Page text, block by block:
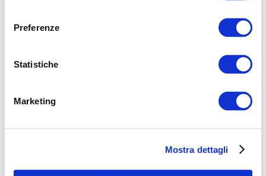
Preferenze
Statistiche
Marketing
Mostra dettagli
Rescue
EMERGENZA GAZA -
sostenitori